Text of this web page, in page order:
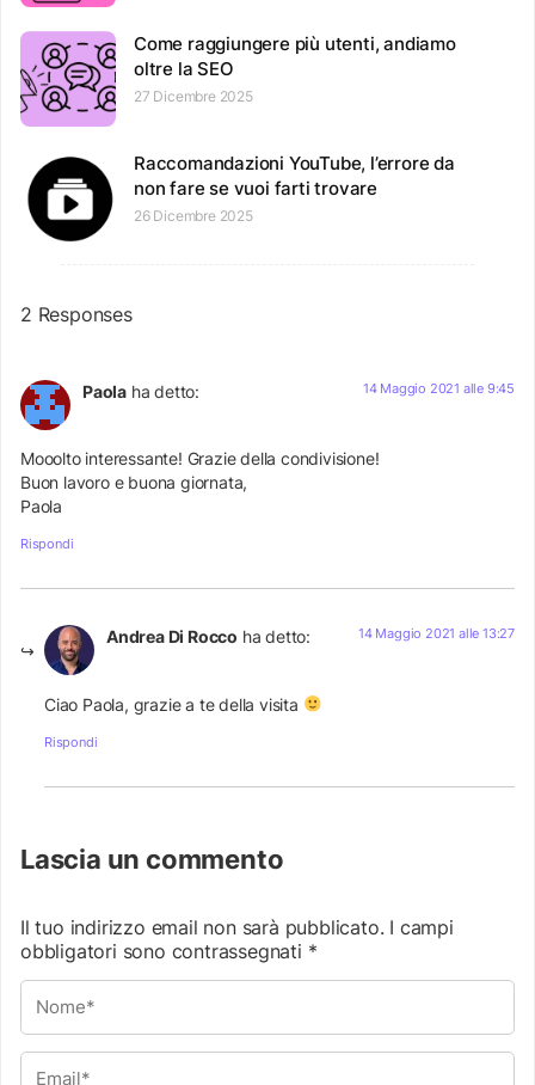
Come raggiungere più utenti, andiamo
oltre la SEO
27 Dicembre 2025
Raccomandazioni YouTube, l’errore da
non fare se vuoi farti trovare
26 Dicembre 2025
2 Responses
Paola ha detto: 14 Maggio 2021 alle 9:45
Mooolto interessante! Grazie della condivisione!
Buon lavoro e buona giornata,
Paola
Rispondi
Andrea Di Rocco ha detto: 14 Maggio 2021 alle 13:27
Ciao Paola, grazie a te della visita
Rispondi
Lascia un commento
Il tuo indirizzo email non sarà pubblicato. I campi
obbligatori sono contrassegnati *